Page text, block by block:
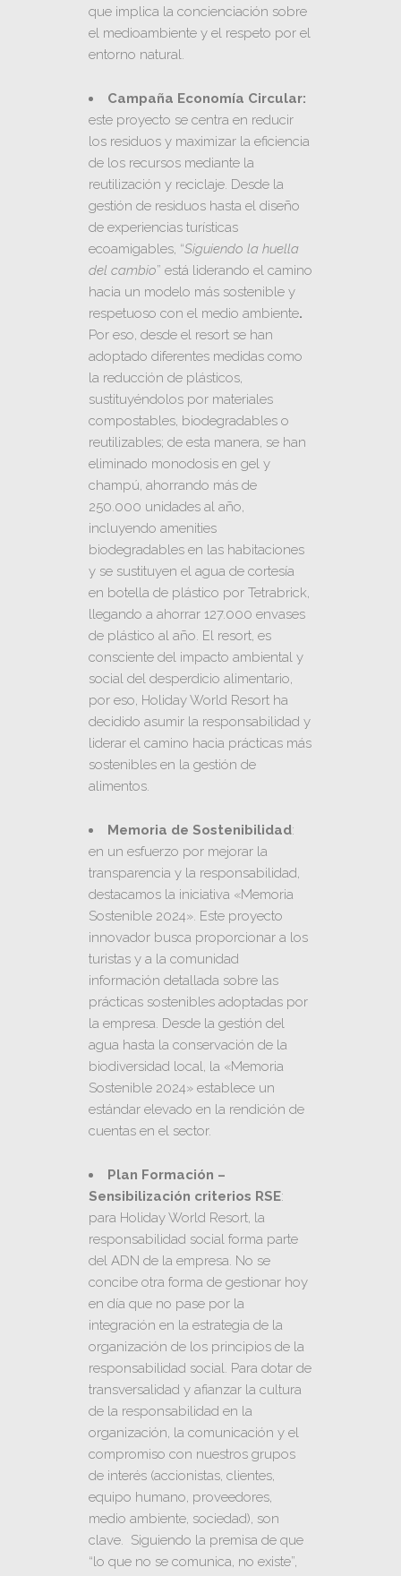
que implica la concienciación sobre
el medioambiente y el respeto por el
entorno natural.
Campaña Economía Circular:
este proyecto se centra en reducir
los residuos y maximizar la eficiencia
de los recursos mediante la
reutilización y reciclaje. Desde la
gestión de residuos hasta el diseño
de experiencias turísticas
ecoamigables, “Siguiendo la huella
del cambio” está liderando el camino
hacia un modelo más sostenible y
respetuoso con el medio ambiente.
Por eso, desde el resort se han
adoptado diferentes medidas como
la reducción de plásticos,
sustituyéndolos por materiales
compostables, biodegradables o
reutilizables; de esta manera, se han
eliminado monodosis en gel y
champú, ahorrando más de
250.000 unidades al año,
incluyendo amenities
biodegradables en las habitaciones
y se sustituyen el agua de cortesía
en botella de plástico por Tetrabrick,
llegando a ahorrar 127.000 envases
de plástico al año. El resort, es
consciente del impacto ambiental y
social del desperdicio alimentario,
por eso, Holiday World Resort ha
decidido asumir la responsabilidad y
liderar el camino hacia prácticas más
sostenibles en la gestión de
alimentos.
Memoria de Sostenibilidad:
en un esfuerzo por mejorar la
transparencia y la responsabilidad,
destacamos la iniciativa «Memoria
Sostenible 2024». Este proyecto
innovador busca proporcionar a los
turistas y a la comunidad
información detallada sobre las
prácticas sostenibles adoptadas por
la empresa. Desde la gestión del
agua hasta la conservación de la
biodiversidad local, la «Memoria
Sostenible 2024» establece un
estándar elevado en la rendición de
cuentas en el sector.
Plan Formación –
Sensibilización criterios RSE:
para Holiday World Resort, la
responsabilidad social forma parte
del ADN de la empresa. No se
concibe otra forma de gestionar hoy
en día que no pase por la
integración en la estrategia de la
organización de los principios de la
responsabilidad social. Para dotar de
transversalidad y afianzar la cultura
de la responsabilidad en la
organización, la comunicación y el
compromiso con nuestros grupos
de interés (accionistas, clientes,
equipo humano, proveedores,
medio ambiente, sociedad), son
clave. Siguiendo la premisa de que
“lo que no se comunica, no existe”,